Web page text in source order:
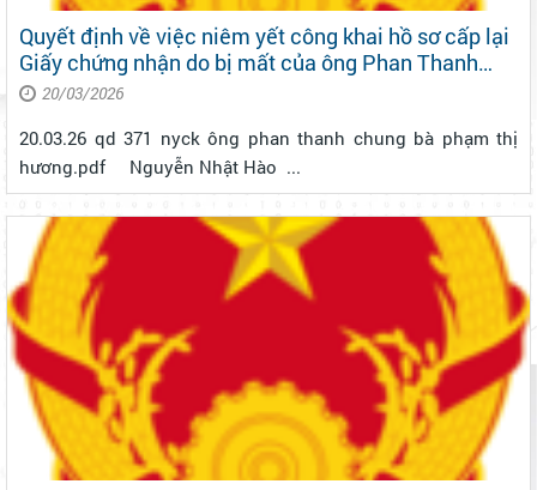
Quyết định về việc niêm yết công khai hồ sơ cấp lại
Giấy chứng nhận do bị mất của ông Phan Thanh
Chung và bà Phạm Thị Hương sử dụng tại Phường 3
28/01/2026 của Chi nhánh Văn phòng Đăng ký Đất
đai khu vực Bảo Lộc
20/03/2026
20.03.26 qd 371 nyck ông phan thanh chung bà phạm thị
hương.pdf Nguyễn Nhật Hào ...